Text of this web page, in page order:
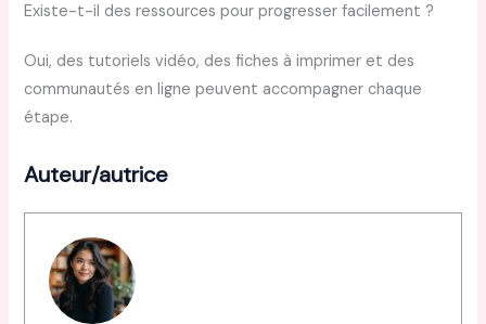
Existe-t-il des ressources pour progresser facilement ?
Oui, des tutoriels vidéo, des fiches à imprimer et des
communautés en ligne peuvent accompagner chaque
étape.
Auteur/autrice